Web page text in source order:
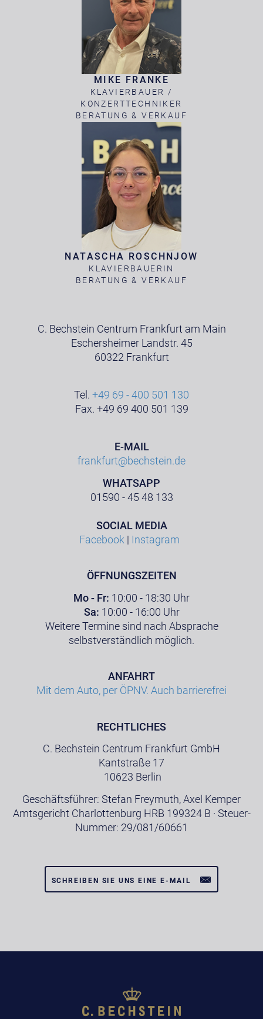
MIKE FRANKE
KLAVIERBAUER /
KONZERTTECHNIKER
BERATUNG & VERKAUF
NATASCHA ROSCHNJOW
KLAVIERBAUERIN
BERATUNG & VERKAUF
C. Bechstein Centrum Frankfurt am Main
Eschersheimer Landstr. 45
60322 Frankfurt
Tel. +49 69 - 400 501 130
Fax. +49 69 400 501 139
E-MAIL
frankfurt@bechstein.de
WHATSAPP
01590 - 45 48 133
SOCIAL MEDIA
Facebook | Instagram
ÖFFNUNGSZEITEN
Mo - Fr: 10:00 - 18:30 Uhr
Sa: 10:00 - 16:00 Uhr
Weitere Termine sind nach Absprache
selbstverständlich möglich.
ANFAHRT
Mit dem Auto, per ÖPNV. Auch barrierefrei
RECHTLICHES
C. Bechstein Centrum Frankfurt GmbH
Kantstraße 17
10623 Berlin
Geschäftsführer: Stefan Freymuth, Axel Kemper
Amtsgericht Charlottenburg HRB 199324 B · Steuer-
Nummer: 29/081/60661
SCHREIBEN SIE UNS EINE E-MAIL